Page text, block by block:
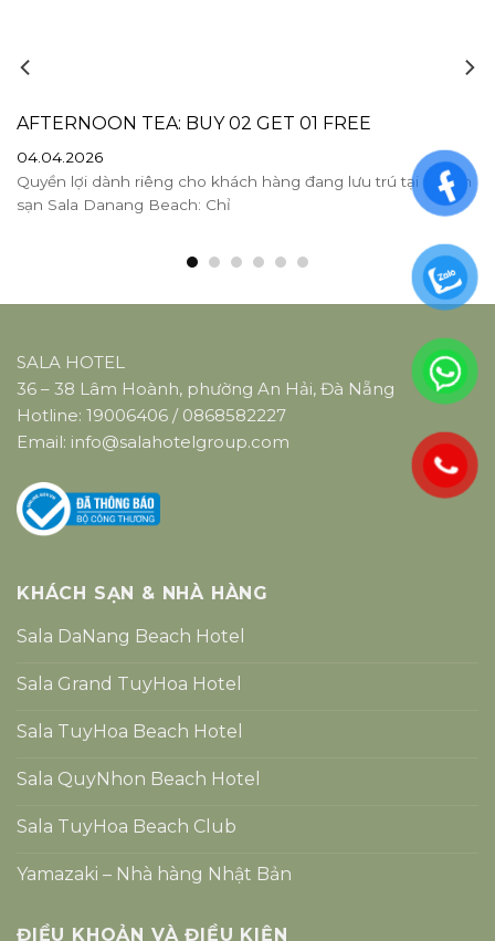
AFTERNOON TEA: BUY 02 GET 01 FREE
04.04.2026
Quyền lợi dành riêng cho khách hàng đang lưu trú tại Khách
sạn Sala Danang Beach: Chỉ
SALA HOTEL
36 – 38 Lâm Hoành, phường An Hải, Đà Nẵng
Hotline: 19006406 / 0868582227
Email: info@salahotelgroup.com
KHÁCH SẠN & NHÀ HÀNG
Sala DaNang Beach Hotel
Sala Grand TuyHoa Hotel
Sala TuyHoa Beach Hotel
Sala QuyNhon Beach Hotel
Sala TuyHoa Beach Club
Yamazaki – Nhà hàng Nhật Bản
ĐIỀU KHOẢN VÀ ĐIỀU KIỆN